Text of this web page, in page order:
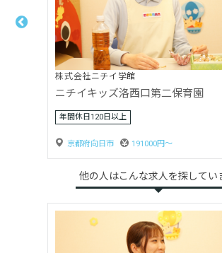
株式会社ニチイ学館
ニチイキッズ洛西口保育園
年間休日120日以上
京都府向日市 198900円〜
他の人はこんな求人を探してい